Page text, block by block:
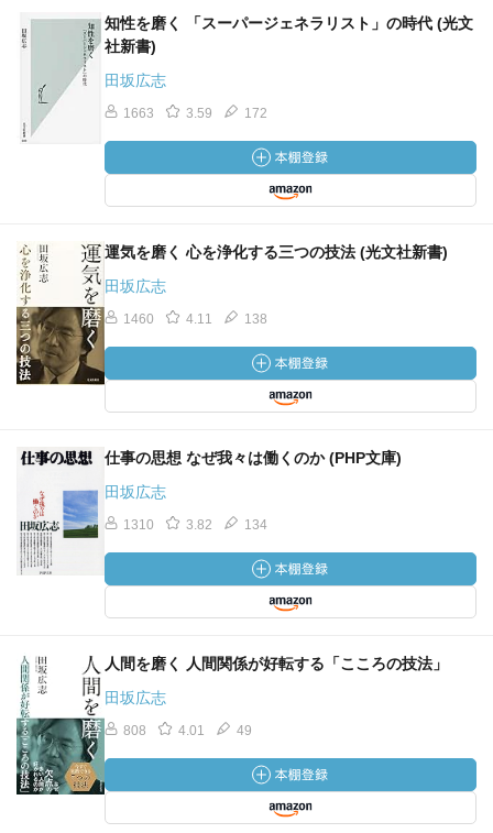
知性を磨く 「スーパージェネラリスト」の時代 (光文
社新書)
田坂広志
1663 3.59 172
運気を磨く 心を浄化する三つの技法 (光文社新書)
田坂広志
1460 4.11 138
仕事の思想 なぜ我々は働くのか (PHP文庫)
田坂広志
1310 3.82 134
人間を磨く 人間関係が好転する「こころの技法」
田坂広志
808 4.01 49